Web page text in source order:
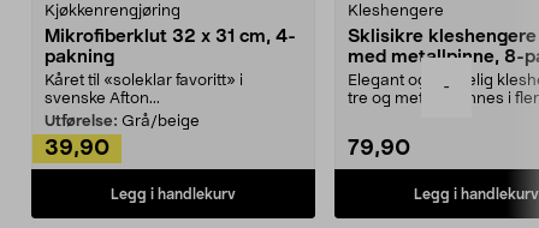
-
Kjøkkenrengjøring
Mikrofiberklut 32 x 31 cm, 4-
pakning
Kåret til «soleklar favoritt» i
svenske Afton...
Utførelse: Grå/beige
39,90
Legg i handlekurv
Kleshengere
Sklisikre
med metallpinne, 8-
Elegant og skikkelig
tre og metall – finnes i
79,90
Legg i handlekurv